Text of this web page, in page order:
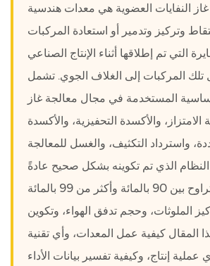
تكوين
غاز
النفايات
الصناعية
تقنيات
التحكم
في
المركبات
العضوية
المتطايرة
الأساسية
النفايات العضوية هي معدات هندسية
وتركيز وتدمير أو استعادة المركبات
التي تم إطلاقها أثناء الإنتاج الصناعي
المركبات إلى الغلاف الجوي. تشمل
المستخدمة في مجال معالجة غاز
الامتزاز، والأكسدة التحفيزية، والأكسدة
واسترداد التكثيف، والغسل للمعالجة
الذي تم تكوينه بشكل صحيح عادةً
إلى كفاءة إزالة تتراوح بين 90 بالمائة وأكثر من 99 بالمائة
الملوثات، وحجم تدفق الهواء، وتكوين
المقال كيفية عمل المعدات، وأي تقنية
إنتاج، وكيفية تفسير بيانات الأداء